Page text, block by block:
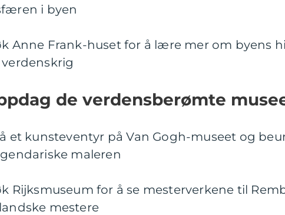
i byen
Anne Frank-huset for å lære mer om byens
de verdensberømte
et kunsteventyr på Van Gogh-museet og
maleren
Rijksmuseum for å se mesterverkene til
mestere